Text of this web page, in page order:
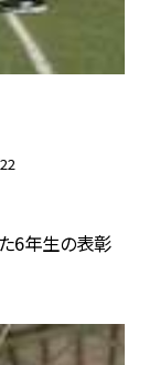
6年生の表彰